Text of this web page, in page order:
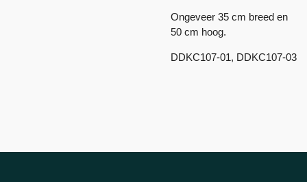
Ongeveer 35 cm breed en
50 cm hoog.
DDKC107-01, DDKC107-03